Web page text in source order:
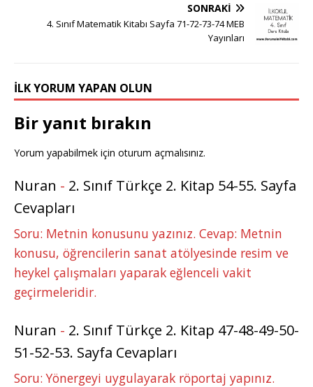
SONRAKI
4. Sınıf Matematik Kitabı Sayfa 71-72-73-74 MEB
Yayınları
İLK YORUM YAPAN OLUN
Bir yanıt bırakın
Yorum yapabilmek için oturum açmalısınız.
Nuran - 2. Sınıf Türkçe 2. Kitap 54-55. Sayfa
Cevapları
Soru: Metnin konusunu yazınız. Cevap: Metnin
konusu, öğrencilerin sanat atölyesinde resim ve
heykel çalışmaları yaparak eğlenceli vakit
geçirmeleridir.
Nuran - 2. Sınıf Türkçe 2. Kitap 47-48-49-50-
51-52-53. Sayfa Cevapları
Soru: Yönergeyi uygulayarak röportaj yapınız.